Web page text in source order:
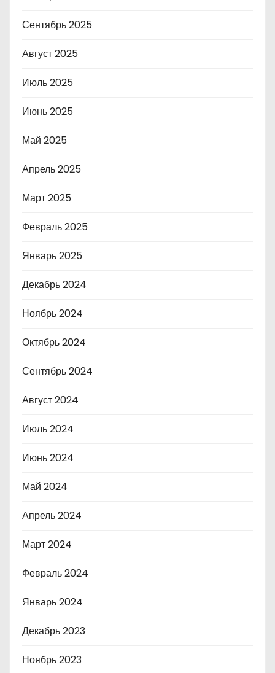
Сентябрь 2025
Август 2025
Июль 2025
Июнь 2025
Май 2025
Апрель 2025
Март 2025
Февраль 2025
Январь 2025
Декабрь 2024
Ноябрь 2024
Октябрь 2024
Сентябрь 2024
Август 2024
Июль 2024
Июнь 2024
Май 2024
Апрель 2024
Март 2024
Февраль 2024
Январь 2024
Декабрь 2023
Ноябрь 2023